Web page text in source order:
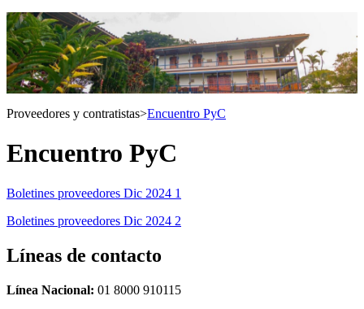
Proveedores y contratistas>Encuentro PyC
Encuentro PyC
Boletines proveedores Dic 2024 1
Boletines proveedores Dic 2024 2
Líneas de contacto
Línea Nacional: 01 8000 910115